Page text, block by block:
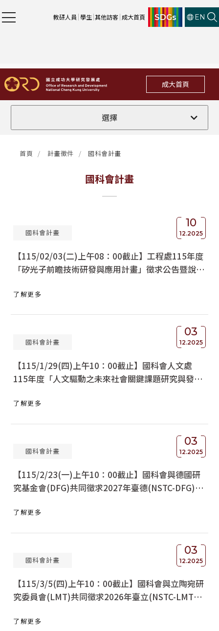
教研人員 學生 其他訪客 成大首頁 SDGs EN
成大首頁
選擇
全部
法規修訂
活動訊息
首頁 計畫徵件 國科會計畫
國科會計畫
10
12.2025
國科會計畫
【115/02/03(二)上午08：00截止】工程處115年度
「矽光子前瞻技術研發與應用計畫」徵求公告暨說明
了解更多
03
12.2025
國科會計畫
【115/1/29(四)上午10：00截止】國科會人文處
115年度「人文驅動之未來社會關鍵課題研究與發展
了解更多
03
12.2025
國科會計畫
【115/2/23(一)上午10：00截止】國科會與德國研
究基金會(DFG)共同徵求2027年臺德(NSTC-DFG)雙
了解更多
03
12.2025
國科會計畫
【115/3/5(四)上午10：00截止】國科會與立陶宛研
究委員會(LMT)共同徵求2026年臺立(NSTC-LMT)
月5日起受理申請
了解更多